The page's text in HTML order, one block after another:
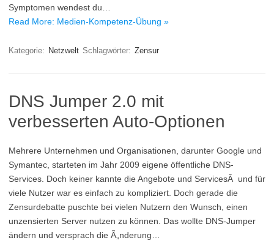
Symptomen wendest du…
Read More: Medien-Kompetenz-Übung »
Kategorie: Netzwelt Schlagwörter: Zensur
DNS Jumper 2.0 mit
verbesserten Auto-Optionen
Mehrere Unternehmen und Organisationen, darunter Google und
Symantec, starteten im Jahr 2009 eigene öffentliche DNS-
Services. Doch keiner kannte die Angebote und ServicesÂ und für
viele Nutzer war es einfach zu kompliziert. Doch gerade die
Zensurdebatte puschte bei vielen Nutzern den Wunsch, einen
unzensierten Server nutzen zu können. Das wollte DNS-Jumper
ändern und versprach die Ã„nderung…